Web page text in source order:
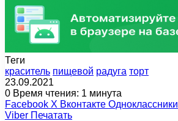
Теги
краситель пищевой радуга торт
23.09.2021
0 Время чтения: 1 минута
Facebook X Вконтакте Одноклассники
Viber Печатать